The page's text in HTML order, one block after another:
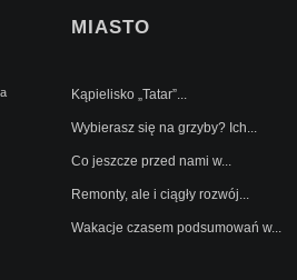
MIASTO
Kąpielisko „Tatar”...
Wybierasz się na grzyby? Ich...
Co jeszcze przed nami w...
Remonty, ale i ciągły rozwój...
Wakacje czasem podsumowań w...